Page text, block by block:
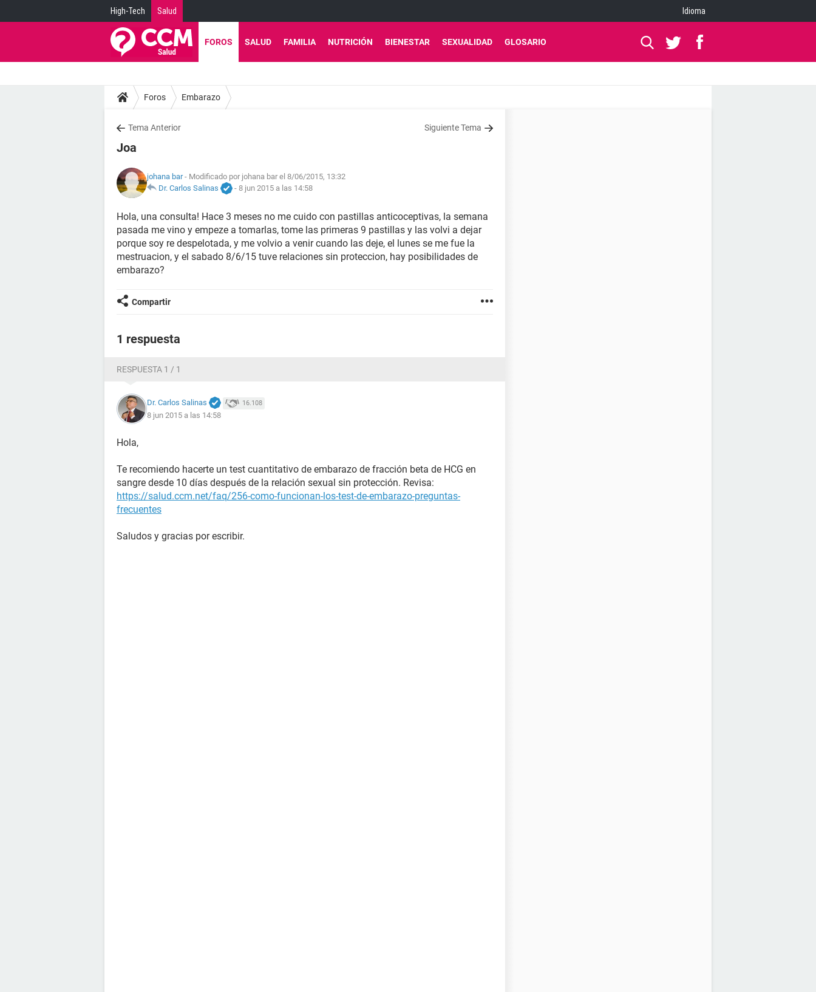
High-Tech Salud Idioma
FOROS SALUD FAMILIA NUTRICIÓN BIENESTAR SEXUALIDAD GLOSARIO
Foros Embarazo
Tema Anterior Siguiente Tema
Joa
johana bar- Modificado por johana bar el 8/06/2015, 13:32
Dr. Carlos Salinas
- 8 jun 2015 a las 14:58
Hola, una consulta! Hace 3 meses no me cuido con pastillas anticoceptivas, la semana
pasada me vino y empeze a tomarlas, tome las primeras 9 pastillas y las volvi a dejar
porque soy re despelotada, y me volvio a venir cuando las deje, el lunes se me fue la
mestruacion, y el sabado 8/6/15 tuve relaciones sin proteccion, hay posibilidades de
embarazo?
Compartir
1 respuesta
RESPUESTA 1 / 1
Dr. Carlos Salinas 16.108
8 jun 2015 a las 14:58
Hola,
Te recomiendo hacerte un test cuantitativo de embarazo de fracción beta de HCG en
sangre desde 10 días después de la relación sexual sin protección. Revisa:
https://salud.ccm.net/faq/256-como-funcionan-los-test-de-embarazo-preguntas-
frecuentes
Saludos y gracias por escribir.